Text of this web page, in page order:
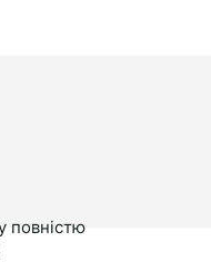
повністю